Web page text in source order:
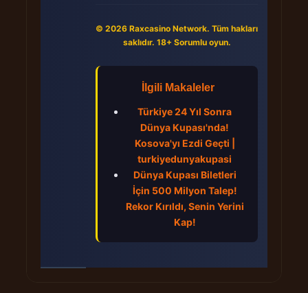
© 2026 Raxcasino Network. Tüm hakları
saklıdır. 18+ Sorumlu oyun.
İlgili Makaleler
Türkiye 24 Yıl Sonra
Dünya Kupası'nda!
Kosova'yı Ezdi Geçti |
turkiyedunyakupasi
Dünya Kupası Biletleri
İçin 500 Milyon Talep!
Rekor Kırıldı, Senin Yerini
Kap!